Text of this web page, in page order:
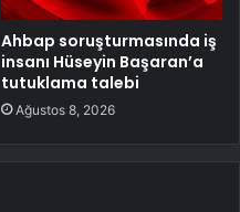
Ahbap soruşturmasında iş
insanı Hüseyin Başaran’a
tutuklama talebi
Ağustos 8, 2026